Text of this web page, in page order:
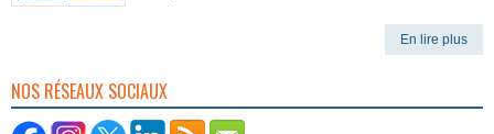
En lire plus
NOS RÉSEAUX SOCIAUX